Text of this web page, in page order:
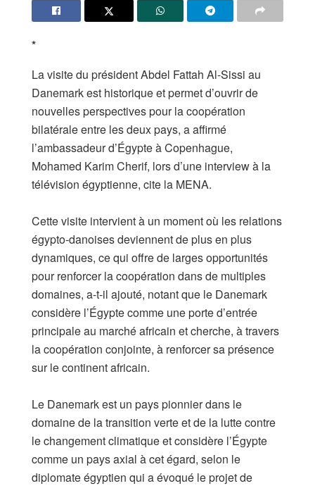
*
La visite du président Abdel Fattah Al-Sissi au
Danemark est historique et permet d’ouvrir de
nouvelles perspectives pour la coopération
bilatérale entre les deux pays, a affirmé
l’ambassadeur d’Égypte à Copenhague,
Mohamed Karim Cherif, lors d’une interview à la
télévision égyptienne, cite la MENA.
Cette visite intervient à un moment où les relations
égypto-danoises deviennent de plus en plus
dynamiques, ce qui offre de larges opportunités
pour renforcer la coopération dans de multiples
domaines, a-t-il ajouté, notant que le Danemark
considère l’Égypte comme une porte d’entrée
principale au marché africain et cherche, à travers
la coopération conjointe, à renforcer sa présence
sur le continent africain.
Le Danemark est un pays pionnier dans le
domaine de la transition verte et de la lutte contre
le changement climatique et considère l’Égypte
comme un pays axial à cet égard, selon le
diplomate égyptien qui a évoqué le projet de